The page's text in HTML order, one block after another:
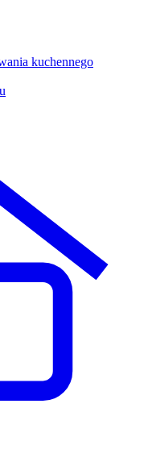
kuchennego